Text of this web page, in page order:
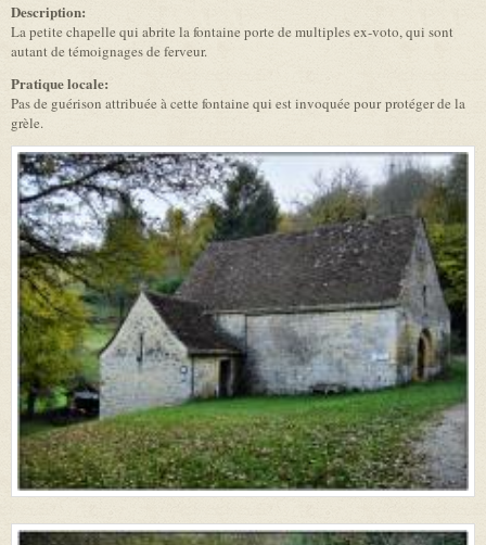
Description:
La petite chapelle qui abrite la fontaine porte de multiples ex-voto, qui sont
autant de témoignages de ferveur.
Pratique locale:
Pas de guérison attribuée à cette fontaine qui est invoquée pour protéger de la
grèle.